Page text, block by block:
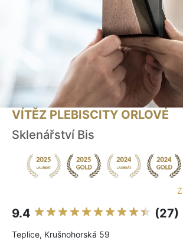
VÍTĚZ PLEBISCITY ORLOVÉ
Sklenářství Bis
9.4 (27)
Teplice, Krušnohorská 59